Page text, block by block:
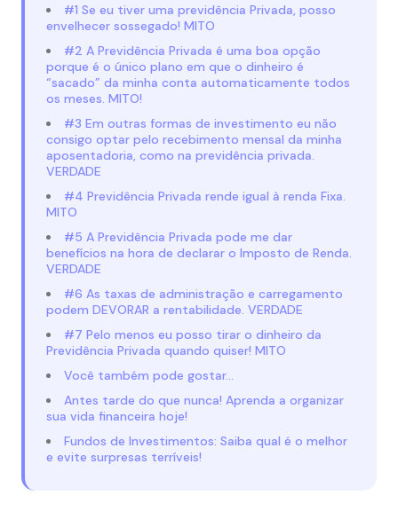
#1 Se eu tiver uma previdência Privada, posso
envelhecer sossegado! MITO
#2 A Previdência Privada é uma boa opção
porque é o único plano em que o dinheiro é
“sacado” da minha conta automaticamente todos
os meses. MITO!
#3 Em outras formas de investimento eu não
consigo optar pelo recebimento mensal da minha
aposentadoria, como na previdência privada.
VERDADE
#4 Previdência Privada rende igual à renda Fixa.
MITO
#5 A Previdência Privada pode me dar
benefícios na hora de declarar o Imposto de Renda.
VERDADE
#6 As taxas de administração e carregamento
podem DEVORAR a rentabilidade. VERDADE
#7 Pelo menos eu posso tirar o dinheiro da
Previdência Privada quando quiser! MITO
Você também pode gostar…
Antes tarde do que nunca! Aprenda a organizar
sua vida financeira hoje!
Fundos de Investimentos: Saiba qual é o melhor
e evite surpresas terríveis!